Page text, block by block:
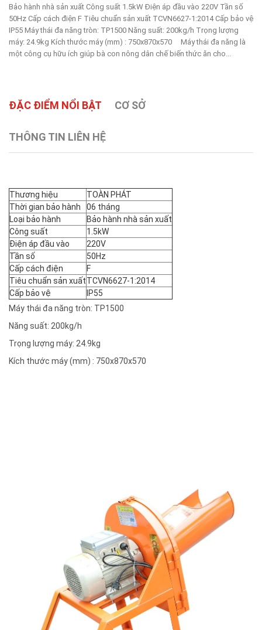
Bảo hành nhà sản xuất Công suất 1.5kW Điện áp đầu vào 220V Tần số
50Hz Cấp cách điện F Tiêu chuẩn sản xuất TCVN6627-1:2014 Cấp bảo vệ
IP55 Máy thái đa năng tròn: TP1500 Năng suất: 200kg/h Trọng lượng
máy: 24.9kg Kích thước máy (mm) : 750x870x570 Máy thái đa năng là
một công cụ hữu ích giúp bà con nông dân chế biến thức ăn cho...
ĐẶC ĐIỂM NỔI BẬT CƠ SỞ
THÔNG TIN LIÊN HỆ
Thương hiệu
TOÀN PHÁT
Thời gian bảo hành
06 tháng
Loại bảo hành
Bảo hành nhà sản xuất
Công suất
1.5kW
Điện áp đầu vào
220V
Tần số
50Hz
Cấp cách điện
F
Tiêu chuẩn sản xuấtTCVN6627-1:2014
Cấp bảo vệ
IP55
Máy thái đa năng tròn: TP1500
Năng suất: 200kg/h
Trọng lượng máy: 24.9kg
Kích thước máy (mm) : 750x870x570